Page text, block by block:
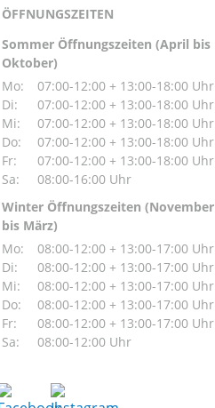
ÖFFNUNGSZEITEN
Sommer Öffnungszeiten (April bis
Oktober)
Mo:
07:00-12:00 + 13:00-18:00 Uhr
Di:
07:00-12:00 + 13:00-18:00 Uhr
Mi:
07:00-12:00 + 13:00-18:00 Uhr
Do:
07:00-12:00 + 13:00-18:00 Uhr
Fr:
07:00-12:00 + 13:00-18:00 Uhr
Sa:
08:00-16:00 Uhr
Winter Öffnungszeiten (November
bis März)
Mo:
08:00-12:00 + 13:00-17:00 Uhr
Di:
08:00-12:00 + 13:00-17:00 Uhr
Mi:
08:00-12:00 + 13:00-17:00 Uhr
Do:
08:00-12:00 + 13:00-17:00 Uhr
Fr:
08:00-12:00 + 13:00-17:00 Uhr
Sa:
08:00-12:00 Uhr